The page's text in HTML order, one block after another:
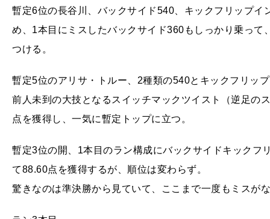
暫定6位の長谷川、バックサイド540、キックフリップ
め、1本目にミスしたバックサイド360もしっかり乗っ
つける。
暫定5位のアリサ・トルー、2種類の540とキックフリッ
前人未到の大技となるスイッチマックツイスト（逆足の
点を獲得し、一気に暫定トップに立つ。
暫定3位の開、1本目のラン構成にバックサイドキックフ
て88.60点を獲得するが、順位は変わらず。
驚きなのは準決勝から見ていて、ここまで一度もミスが